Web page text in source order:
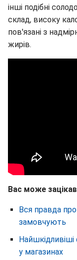
інші подібні
склад, високу
пов'язані з
жирів.
Вас може
Вся правда
замовчують
Найшкідливіші
у магазинах